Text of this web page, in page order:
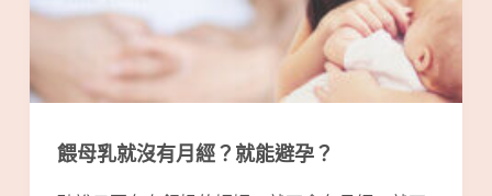
餵母乳就沒有月經？就能避孕？